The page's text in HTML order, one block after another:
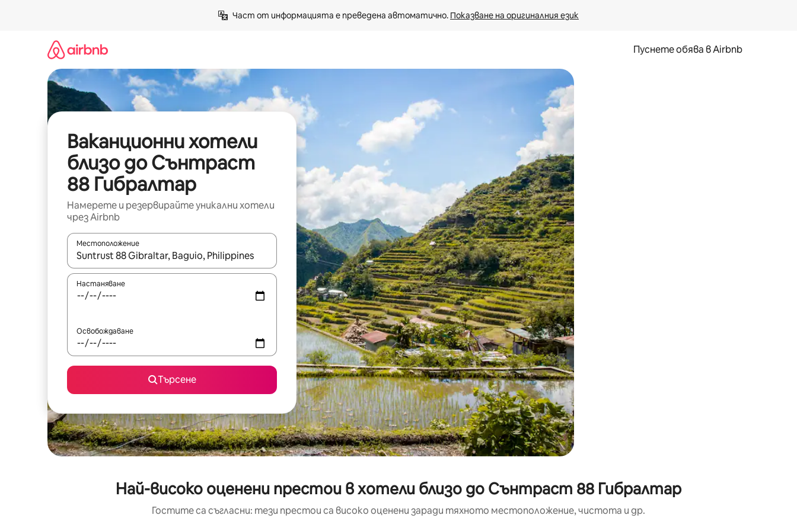
Част от информацията е преведена автоматично. Показване на оригиналния език
Пуснете обява в Airbnb
Ваканционни хотели
близо до Сънтраст
88 Гибралтар
Намерете и резервирайте уникални хотели
чрез Airbnb
Местоположение
Когато резултатите се покажат, използвайте клавишите със стрелки нагоре и надолу или навигирайте с докосване или плъзгане.
Настаняване
Освобождаване
Търсене
Най-високо оценени престои в хотели близо до Сънтраст 88 Гибралтар
Гостите са съгласни: тези престои са високо оценени заради тяхното местоположение, чистота и др.